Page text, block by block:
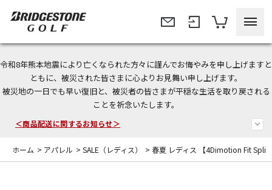
令和8年熊本地震により亡くなられた方々に謹んでお悔やみを申し上げますと
ともに、被災された皆さまに心よりお見舞い申し上げます。
被災地の一日でも早い復旧と、被災者の皆さまが平穏な生活を取り戻される
ことを祈念いたします。
＜夏季休暇中のご注文・発送・お問い合わせ＞
今なら新規会員登録で1,000円OFFクーポンプレゼント！
＜商品配送に関するお知らせ＞
ホーム > アパレル > SALE（レディス） > 春夏 レディス 【4Dimotion Fit Split